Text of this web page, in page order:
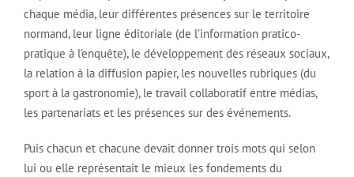
chaque média, leur différentes présences sur le territoire
normand, leur ligne éditoriale (de l’information pratico-
pratique à l’enquête), le développement des réseaux sociaux,
la relation à la diffusion papier, les nouvelles rubriques (du
sport à la gastronomie), le travail collaboratif entre médias,
les partenariats et les présences sur des événements.
Puis chacun et chacune devait donner trois mots qui selon
lui ou elle représentait le mieux les fondements du